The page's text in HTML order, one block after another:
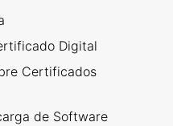
Digital
Certificados
de Software